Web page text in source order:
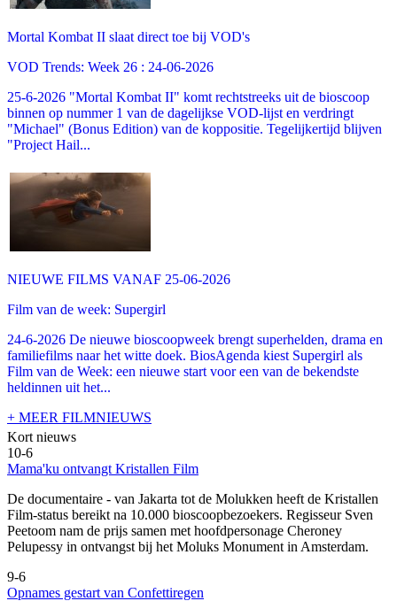
Mortal Kombat II slaat direct toe bij VOD's
VOD Trends: Week 26 : 24-06-2026
25-6-2026 "Mortal Kombat II" komt rechtstreeks uit de bioscoop
binnen op nummer 1 van de dagelijkse VOD-lijst en verdringt
"Michael" (Bonus Edition) van de koppositie. Tegelijkertijd blijven
"Project Hail...
NIEUWE FILMS VANAF 25-06-2026
Film van de week: Supergirl
24-6-2026 De nieuwe bioscoopweek brengt superhelden, drama en
familiefilms naar het witte doek. BiosAgenda kiest Supergirl als
Film van de Week: een nieuwe start voor een van de bekendste
heldinnen uit het...
+ MEER FILMNIEUWS
Kort nieuws
10-6
Mama'ku ontvangt Kristallen Film
De documentaire - van Jakarta tot de Molukken heeft de Kristallen
Film-status bereikt na 10.000 bioscoopbezoekers. Regisseur Sven
Peetoom nam de prijs samen met hoofdpersonage Cheroney
Pelupessy in ontvangst bij het Moluks Monument in Amsterdam.
9-6
Opnames gestart van Confettiregen